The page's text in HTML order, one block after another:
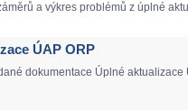
a výkres problémů z úplné
ÚAP ORP
dokumentace Úplné